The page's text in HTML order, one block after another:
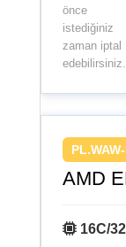
önce
istediğiniz
zaman iptal
edebilirsiniz.
AMD
16C/